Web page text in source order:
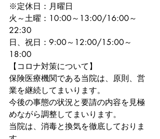
※定休日：月曜日
火～土曜：10:00～13:00/16:00～
22:30
日、祝日：9:00～12:00/15:00～
18:00
【コロナ対策について】
保険医療機関である当院は、原則、営
業を継続してまいります。
今後の事態の状況と要請の内容を見極
めながら調整してまいります。
当院は、消毒と換気を徹底しておりま